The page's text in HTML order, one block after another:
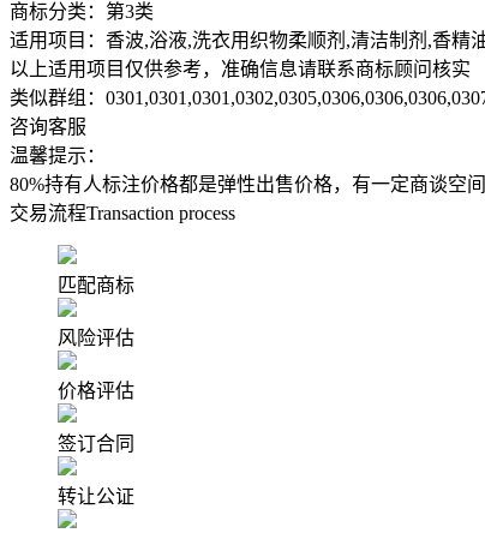
商标分类： 第3类
适用项目： 香波,浴液,洗衣用织物柔顺剂,清洁制剂,香精
以上适用项目仅供参考，准确信息请联系商标顾问核实
类似群组：
咨询客服
温馨提示：
80%持有人标注价格都是弹性出售价格，有一定商谈空间
交易流程Transaction process
匹配商标
风险评估
价格评估
签订合同
转让公证